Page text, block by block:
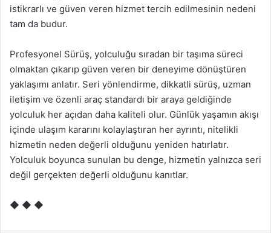
istikrarlı ve güven veren hizmet tercih edilmesinin nedeni
tam da budur.
Profesyonel Sürüş, yolculuğu sıradan bir taşıma süreci
olmaktan çıkarıp güven veren bir deneyime dönüştüren
yaklaşımı anlatır. Seri yönlendirme, dikkatli sürüş, uzman
iletişim ve özenli araç standardı bir araya geldiğinde
yolculuk her açıdan daha kaliteli olur. Günlük yaşamın akışı
içinde ulaşım kararını kolaylaştıran her ayrıntı, nitelikli
hizmetin neden değerli olduğunu yeniden hatırlatır.
Yolculuk boyunca sunulan bu denge, hizmetin yalnızca seri
değil gerçekten değerli olduğunu kanıtlar.
◆ ◆ ◆